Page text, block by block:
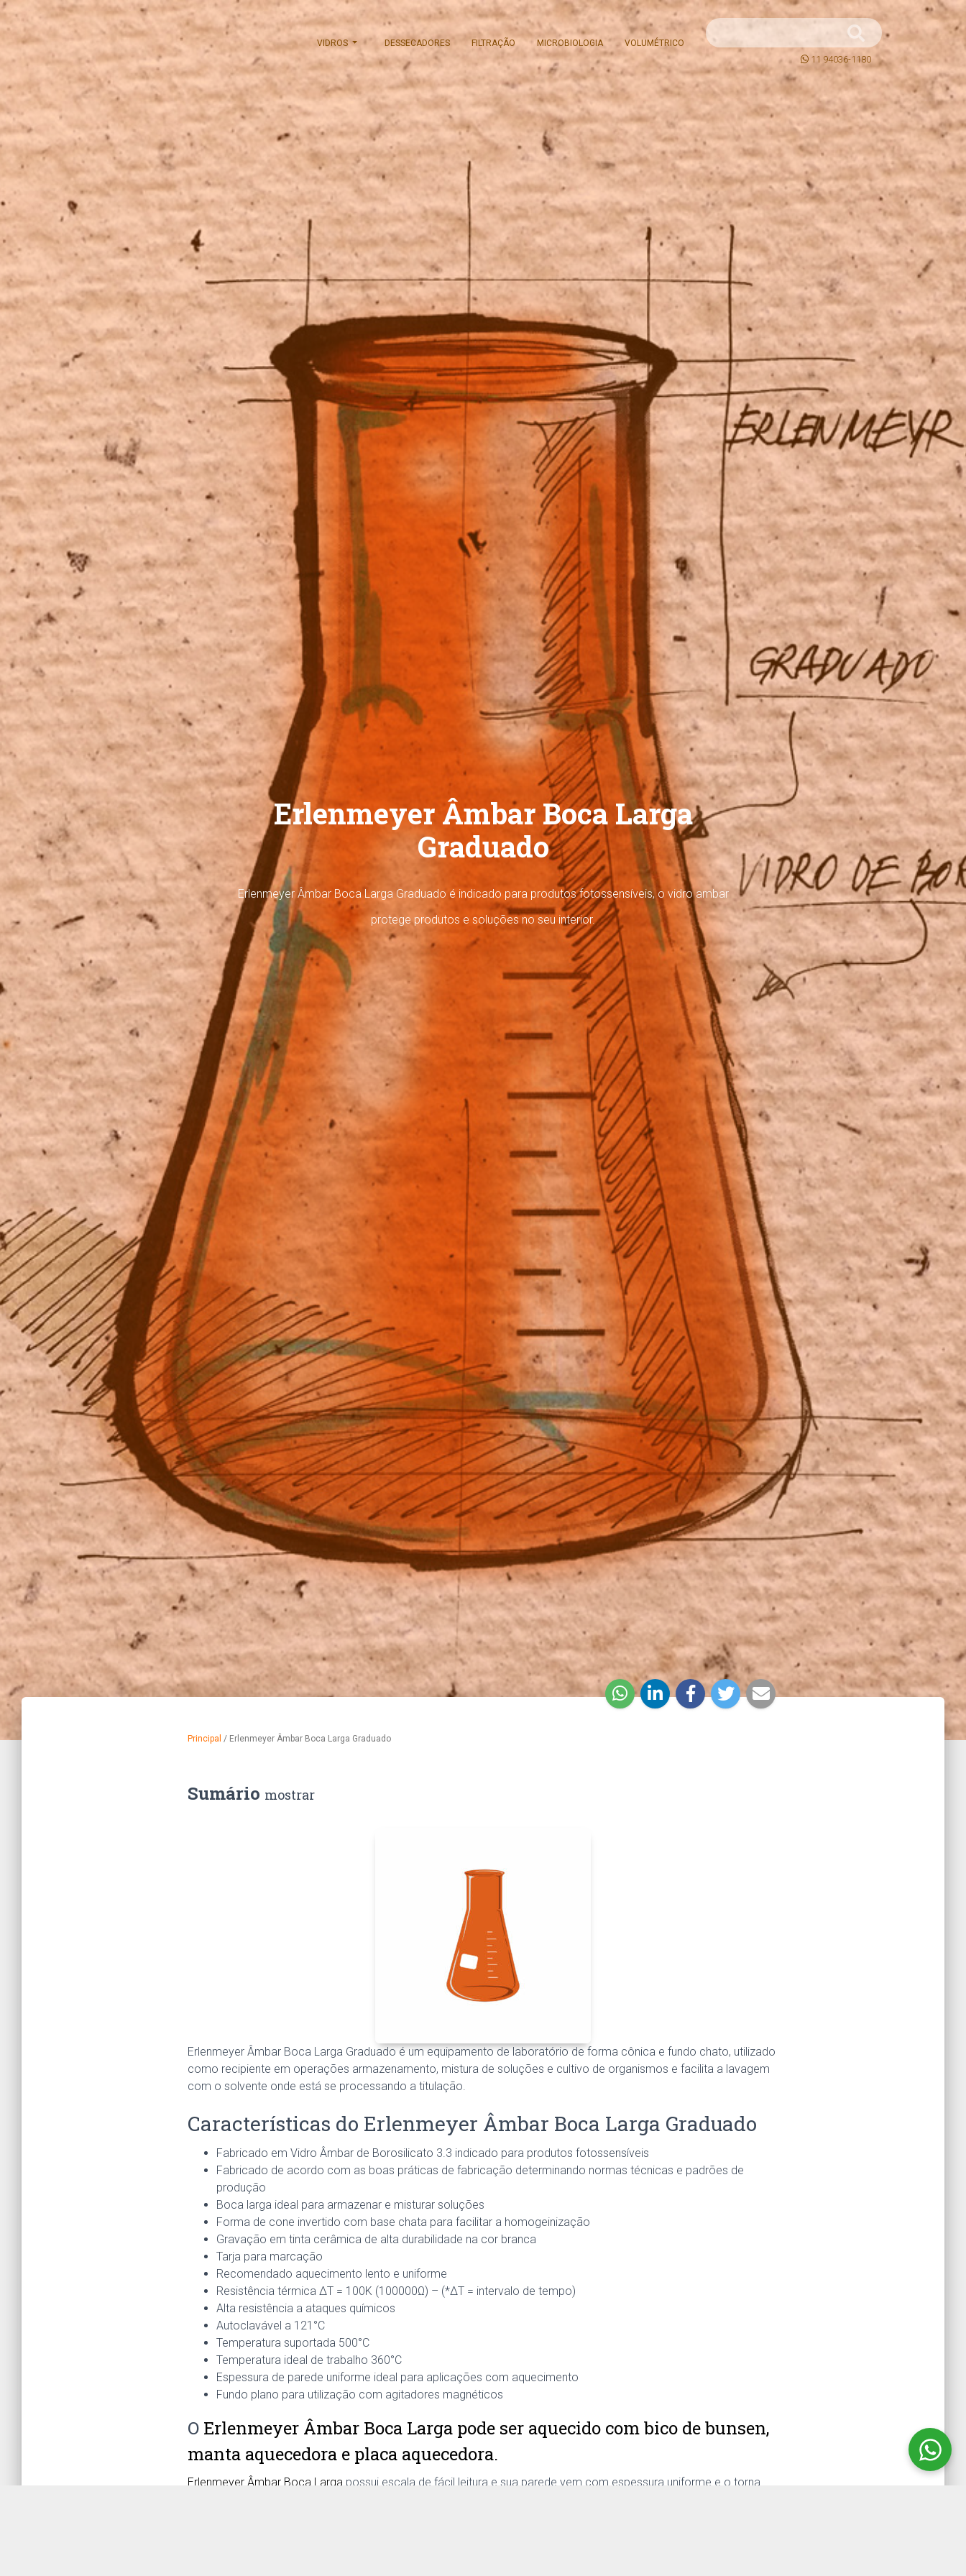
VIDROS DESSECADORES FILTRAÇÃO MICROBIOLOGIA VOLUMÉTRICO
11 94036-1180
Erlenmeyer Âmbar Boca Larga
Graduado
Erlenmeyer Âmbar Boca Larga Graduado é indicado para produtos fotossensíveis, o vidro ambar
protege produtos e soluções no seu interior.
Principal / Erlenmeyer Âmbar Boca Larga Graduado
Sumário mostrar
Erlenmeyer Âmbar Boca Larga Graduado é um equipamento de laboratório de forma cônica e fundo chato, utilizado
como recipiente em operações armazenamento, mistura de soluções e cultivo de organismos e facilita a lavagem
com o solvente onde está se processando a titulação.
Características do Erlenmeyer Âmbar Boca Larga Graduado
Fabricado em Vidro Âmbar de Borosilicato 3.3 indicado para produtos fotossensíveis
Fabricado de acordo com as boas práticas de fabricação determinando normas técnicas e padrões de
produção
Boca larga ideal para armazenar e misturar soluções
Forma de cone invertido com base chata para facilitar a homogeinização
Gravação em tinta cerâmica de alta durabilidade na cor branca
Tarja para marcação
Recomendado aquecimento lento e uniforme
Resistência térmica ΔT = 100K (100000Ω) – (*ΔT = intervalo de tempo)
Alta resistência a ataques químicos
Autoclavável a 121°C
Temperatura suportada 500°C
Temperatura ideal de trabalho 360°C
Espessura de parede uniforme ideal para aplicações com aquecimento
Fundo plano para utilização com agitadores magnéticos
O Erlenmeyer Âmbar Boca Larga pode ser aquecido com bico de bunsen,
manta aquecedora e placa aquecedora.
Erlenmeyer Âmbar Boca Larga possui escala de fácil leitura e sua parede vem com espessura uniforme e o torna